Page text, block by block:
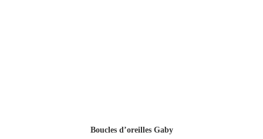
Boucles d’oreilles Gaby